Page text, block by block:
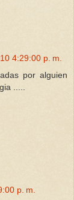
4:29:00 p. m.
por alguien
.....
p. m.